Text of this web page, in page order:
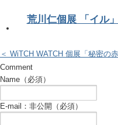
荒川仁個展 「イル
＜ WiTCH WATCH 個展「秘密の
Comment
Name（必須）
E-mail：非公開（必須）